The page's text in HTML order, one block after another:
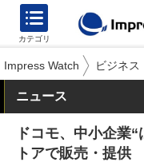
カテゴリ
Impress Watch ビジネス
ニュース
ドコモ、中小企業
トアで販売・提供